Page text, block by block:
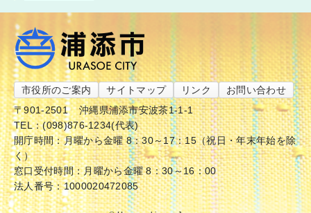
市役所のご案内 サイトマップ リンク
お問い合わせ
〒901-2501
沖縄県浦添市安波茶1-1-1
TEL：(098)876-1234(代表)
開庁時間：月曜から金曜 8：30～17：15（祝日・年末年始を除
く）
窓口受付時間：月曜から金曜 8：30～16：00
法人番号：1000020472085